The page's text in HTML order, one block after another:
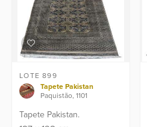
LOTE 899
Tapete Pakistan
Paquistão, 1101
Tapete Pakistan.